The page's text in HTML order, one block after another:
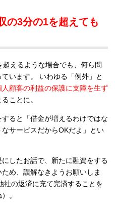
3分の1を超えても
えるような場合でも、何ら問
います。 いわゆる「例外」と
人顧客の利益の保護に支障を生ず
ことに。
ると「借金が増えるわけではな
サービスだからOKだよ」とい
したお話で、新たに融資をする
め、誤解なきようお願いしま
社の返済に充て完済することを
。